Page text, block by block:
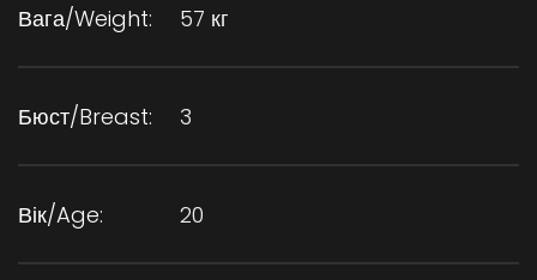
Вага/Weight: 57 кг
Бюст/Breast: 3
Вік/Age: 20